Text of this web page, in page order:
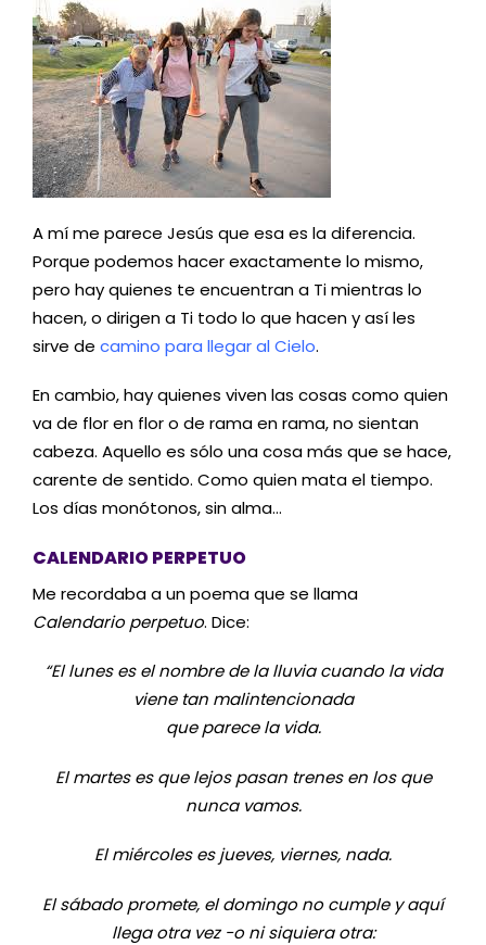
A mí me parece Jesús que esa es la diferencia.
Porque podemos hacer exactamente lo mismo,
pero hay quienes te encuentran a Ti mientras lo
hacen, o dirigen a Ti todo lo que hacen y así les
sirve de camino para llegar al Cielo.
En cambio, hay quienes viven las cosas como quien
va de flor en flor o de rama en rama, no sientan
cabeza. Aquello es sólo una cosa más que se hace,
carente de sentido. Como quien mata el tiempo.
Los días monótonos, sin alma…
CALENDARIO PERPETUO
Me recordaba a un poema que se llama
Calendario perpetuo. Dice:
“El lunes es el nombre de la lluvia cuando la vida
viene tan malintencionada
que parece la vida.
El martes es que lejos pasan trenes en los que
nunca vamos.
El miércoles es jueves, viernes, nada.
El sábado promete, el domingo no cumple y aquí
llega otra vez -o ni siquiera otra: